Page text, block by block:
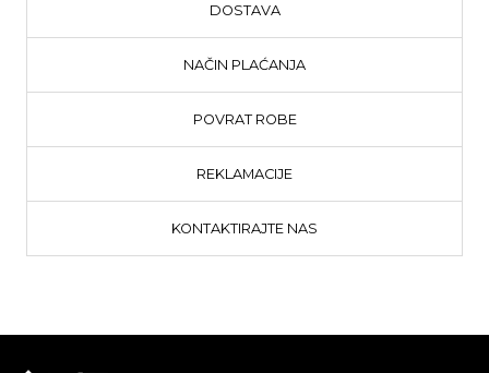
DOSTAVA
NAČIN PLAĆANJA
POVRAT ROBE
REKLAMACIJE
KONTAKTIRAJTE NAS